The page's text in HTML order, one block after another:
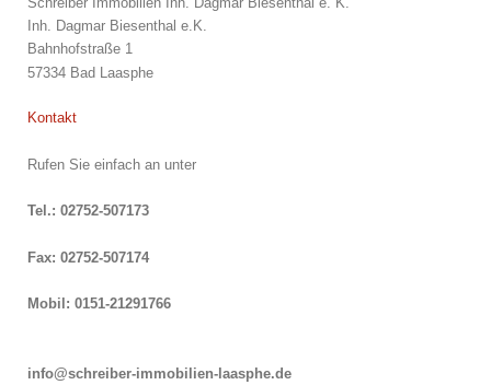
Inh. Dagmar Biesenthal e.K.
Bahnhofstraße 1
57334 Bad Laasphe
Kontakt
Rufen Sie einfach an unter
Tel.: 02752-507173
Fax: 02752-507174
Mobil: 0151-21291766
info@schreiber-immobilien-laasphe.de